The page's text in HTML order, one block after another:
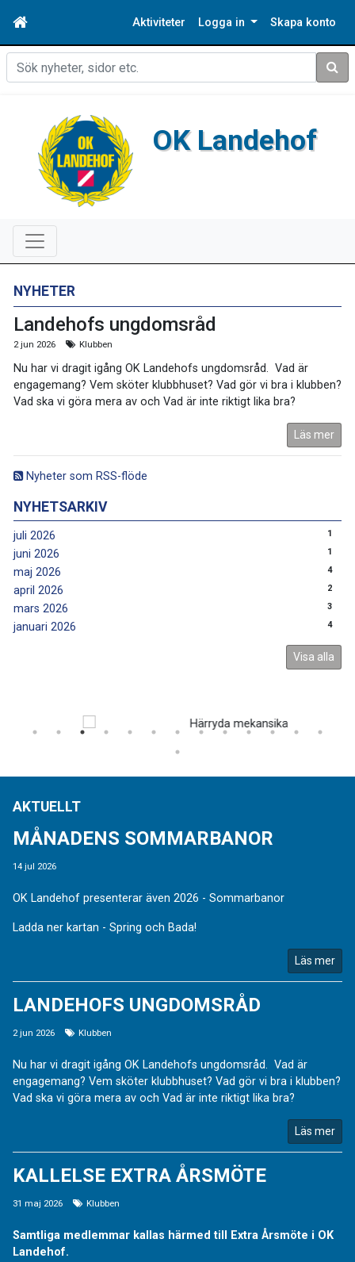
Aktiviteter Logga in Skapa konto
Sök
OK Landehof
Nyheter som RSS-flöde
NYHETSARKIV
juli 2026 1
juni 2026 1
maj 2026 4
april 2026 2
mars 2026 3
januari 2026 4
Visa alla
NYHETER
Landehofs ungdomsråd
2 jun 2026 Klubben
Nu har vi dragit igång OK Landehofs ungdomsråd. Vad är
engagemang? Vem sköter klubbhuset? Vad gör vi bra i klubben?
Vad ska vi göra mera av och Vad är inte riktigt lika bra?
Läs mer
AKTUELLT
MÅNADENS SOMMARBANOR
14 jul 2026
OK Landehof presenterar även 2026 - Sommarbanor
Ladda ner kartan - Spring och Bada!
Läs mer
LANDEHOFS UNGDOMSRÅD
2 jun 2026 Klubben
Nu har vi dragit igång OK Landehofs ungdomsråd. Vad är
engagemang? Vem sköter klubbhuset? Vad gör vi bra i klubben?
Vad ska vi göra mera av och Vad är inte riktigt lika bra?
Läs mer
KALLELSE EXTRA ÅRSMÖTE
31 maj 2026 Klubben
Samtliga medlemmar kallas härmed till Extra Årsmöte i OK
Landehof.